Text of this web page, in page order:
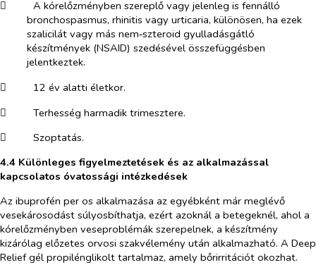
​
A kórelőzményben szereplő vagy jelenleg is fennálló
bronchospasmus, rhinitis vagy urticaria, különösen, ha ezek
szalicilát vagy más nem‑szteroid gyulladásgátló
készítmények (NSAID) szedésével összefüggésben
jelentkeztek.
​
12 év alatti életkor.
​
Terhesség harmadik trimesztere.
​
Szoptatás.
4.4 Különleges figyelmeztetések és az alkalmazással
kapcsolatos óvatossági intézkedések
Az ibuprofén per os alkalmazása az egyébként már meglévő
vesekárosodást súlyosbíthatja, ezért azoknál a betegeknél, ahol a
kórelőzményben veseproblémák szerepelnek, a készítmény
kizárólag előzetes orvosi szakvélemény után alkalmazható. A Deep
Relief gél propilénglikolt tartalmaz, amely bőrirritációt okozhat.